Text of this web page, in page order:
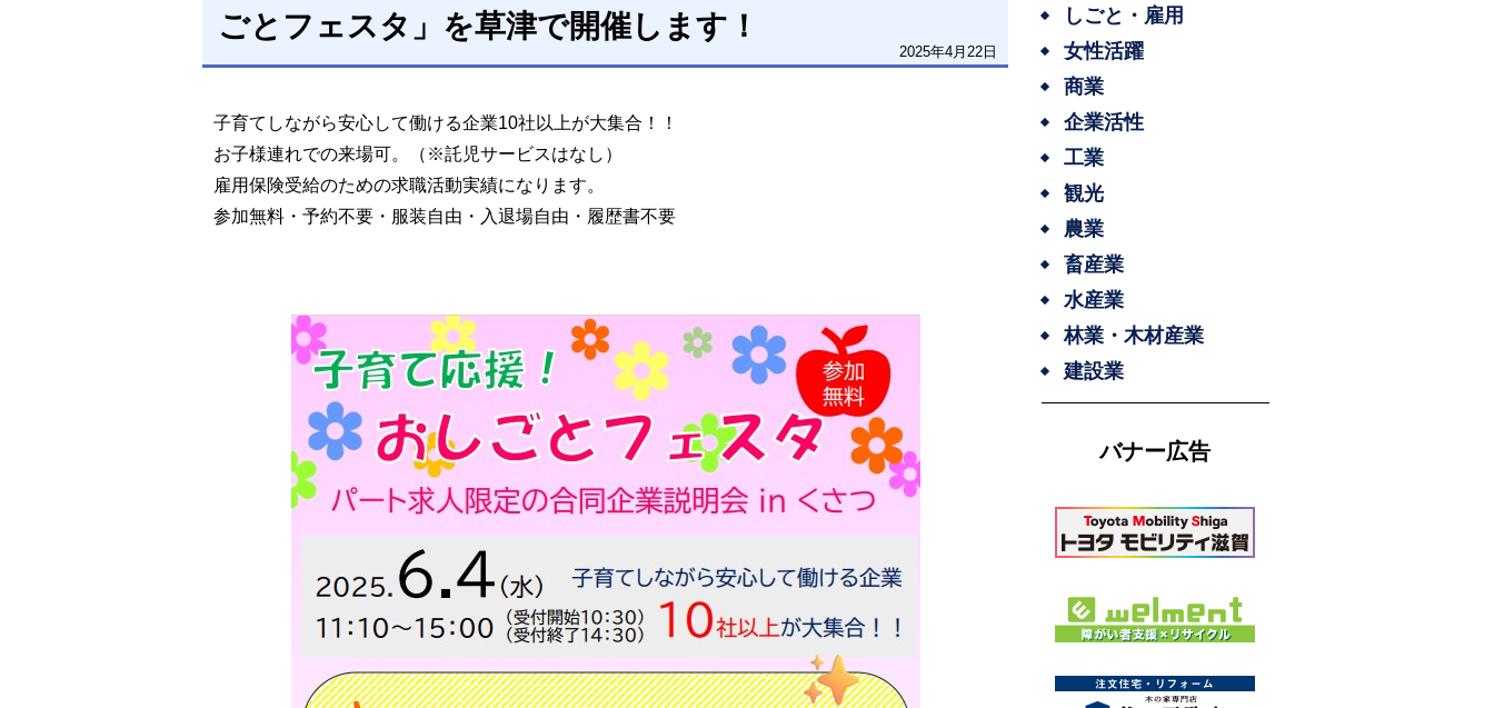
ごとフェスタ」を草津で開催します！
2025年4月22日
子育てしながら安心して働ける企業10社以上が大集合！！
お子様連れでの来場可。（※託児サービスはなし）
雇用保険受給のための求職活動実績になります。
参加無料・予約不要・服装自由・入退場自由・履歴書不要
しごと・雇用
女性活躍
商業
企業活性
工業
観光
農業
畜産業
水産業
林業・木材産業
建設業
バナー広告